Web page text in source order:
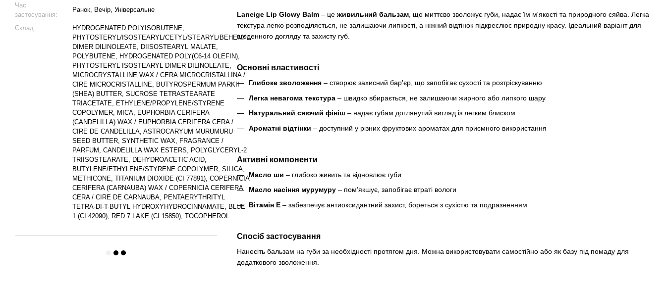
Час
застосування:
Ранок, Вечір, Універсальне
Склад:
HYDROGENATED POLYISOBUTENE,
PHYTOSTERYL/ISOSTEARYL/CETYL/STEARYL/BEHENYL
DIMER DILINOLEATE, DIISOSTEARYL MALATE,
POLYBUTENE, HYDROGENATED POLY(C6-14 OLEFIN),
PHYTOSTERYL ISOSTEARYL DIMER DILINOLEATE,
MICROCRYSTALLINE WAX / CERA MICROCRISTALLINA /
CIRE MICROCRISTALLINE, BUTYROSPERMUM PARKII
(SHEA) BUTTER, SUCROSE TETRASTEARATE
TRIACETATE, ETHYLENE/PROPYLENE/STYRENE
COPOLYMER, MICA, EUPHORBIA CERIFERA
(CANDELILLA) WAX / EUPHORBIA CERIFERA CERA /
CIRE DE CANDELILLA, ASTROCARYUM MURUMURU
SEED BUTTER, SYNTHETIC WAX, FRAGRANCE /
PARFUM, CANDELILLA WAX ESTERS, POLYGLYCERYL-2
TRIISOSTEARATE, DEHYDROACETIC ACID,
BUTYLENE/ETHYLENE/STYRENE COPOLYMER, SILICA,
METHICONE, TITANIUM DIOXIDE (CI 77891), COPERNICIA
CERIFERA (CARNAUBA) WAX / COPERNICIA CERIFERA
CERA / CIRE DE CARNAUBA, PENTAERYTHRITYL
TETRA-DI-T-BUTYL HYDROXYHYDROCINNAMATE, BLUE
1 (CI 42090), RED 7 LAKE (CI 15850), TOCOPHEROL
Laneige Lip Glowy Balm – це живильний бальзам , що миттєво зволожує губи, надає їм м'якості та природного сяйва. Легка
текстура легко розподіляється, не залишаючи липкості, а ніжний відтінок підкреслює природну красу. Ідеальний варіант для
щоденного догляду та захисту губ.
Основні властивості
Глибоке зволоження – створює захисний бар'єр, що запобігає сухості та розтріскуванню
Легка невагома текстура – швидко вбирається, не залишаючи жирного або липкого шару
Натуральний сяючий фініш – надає губам доглянутий вигляд із легким блиском
Ароматні відтінки – доступний у різних фруктових ароматах для приємного використання
Активні компоненти
Масло ши – глибоко живить та відновлює губи
Масло насіння мурумуру – пом’якшує, запобігає втраті вологи
Вітамін Е – забезпечує антиоксидантний захист, бореться з сухістю та подразненням
Спосіб застосування
Нанесіть бальзам на губи за необхідності протягом дня. Можна використовувати самостійно або як базу під помаду для
додаткового зволоження.